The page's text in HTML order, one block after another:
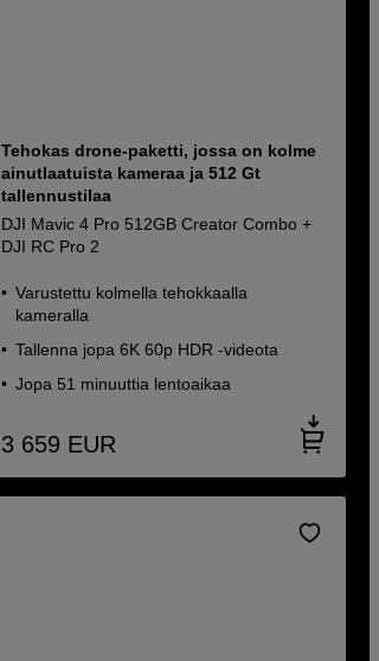
Tehokas drone-paketti, jossa on kolme
ainutlaatuista kameraa ja 512 Gt
tallennustilaa
DJI Mavic 4 Pro 512GB Creator Combo +
DJI RC Pro 2
Varustettu kolmella tehokkaalla
kameralla
Tallenna jopa 6K 60p HDR -videota
Jopa 51 minuuttia lentoaikaa
3 659 EUR